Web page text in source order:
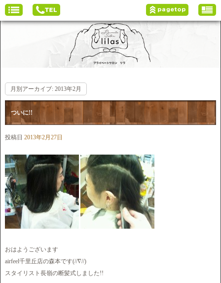
月別アーカイブ: 2013年2月
ついに!!
投稿日 2013年2月27日
おはようございます
airfeel千里丘店の森本です(//∇//)
スタイリスト長嶺の断髪式しました!!